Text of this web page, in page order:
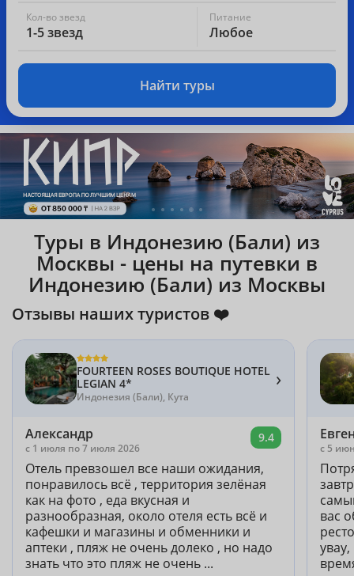
Кол-во звезд
1-5 звезд
Питание
Любое
Найти туры
Туры в Индонезию (Бали) из
Москвы - цены на путевки в
Индонезию (Бали) из Москвы
Отзывы наших туристов ❤️
FOURTEEN ROSES BOUTIQUE HOTEL
LEGIAN 4*
Индонезия (Бали), Кута
›
Александр
c 1 июля по 7 июля 2026
9.4
Отель превзошел все наши ожидания,
понравилось всё , территория зелёная
как на фото , еда вкусная и
разнообразная, около отеля есть всё и
кафешки и магазины и обменники и
аптеки , пляж не очень долеко , но надо
знать что это пляж не очень ...
c 5
вас